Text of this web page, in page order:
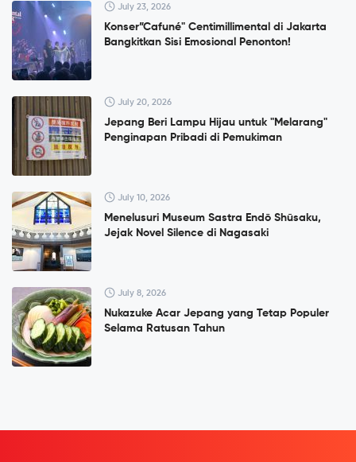
July 23, 2026
Konser”Cafuné" Centimillimental di Jakarta
Bangkitkan Sisi Emosional Penonton!
July 20, 2026
Jepang Beri Lampu Hijau untuk "Melarang"
Penginapan Pribadi di Pemukiman
July 10, 2026
Menelusuri Museum Sastra Endō Shūsaku,
Jejak Novel Silence di Nagasaki
July 8, 2026
Nukazuke Acar Jepang yang Tetap Populer
Selama Ratusan Tahun